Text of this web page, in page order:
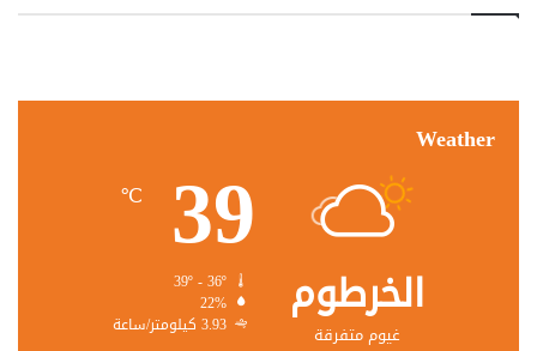
Weather
الخرطوم
غيوم متفرقة
39
℃
22%
3.93 كيلومتر/ساعة